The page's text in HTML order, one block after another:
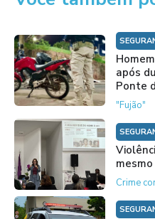
após
Ponte
"Fujão"
Crime